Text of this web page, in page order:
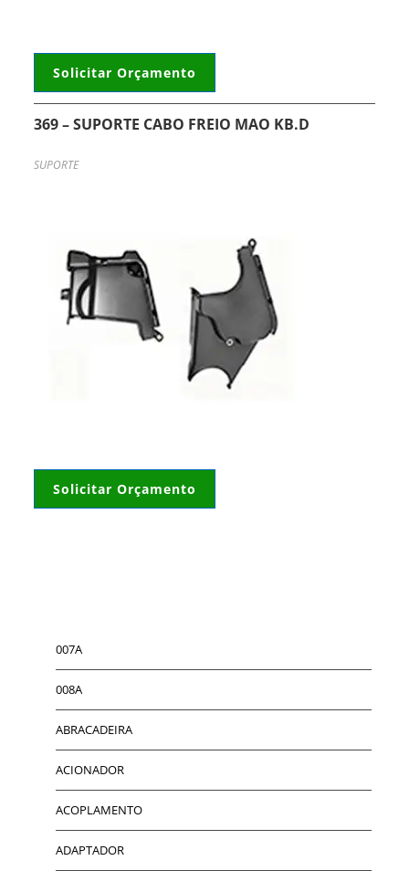
Solicitar Orçamento
369 – SUPORTE CABO FREIO MAO KB.D
SUPORTE
Solicitar Orçamento
007A
008A
ABRACADEIRA
ACIONADOR
ACOPLAMENTO
ADAPTADOR